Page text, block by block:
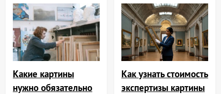
Какие картины
нужно обязательно
Как узнать стоимость
экспертизы картины